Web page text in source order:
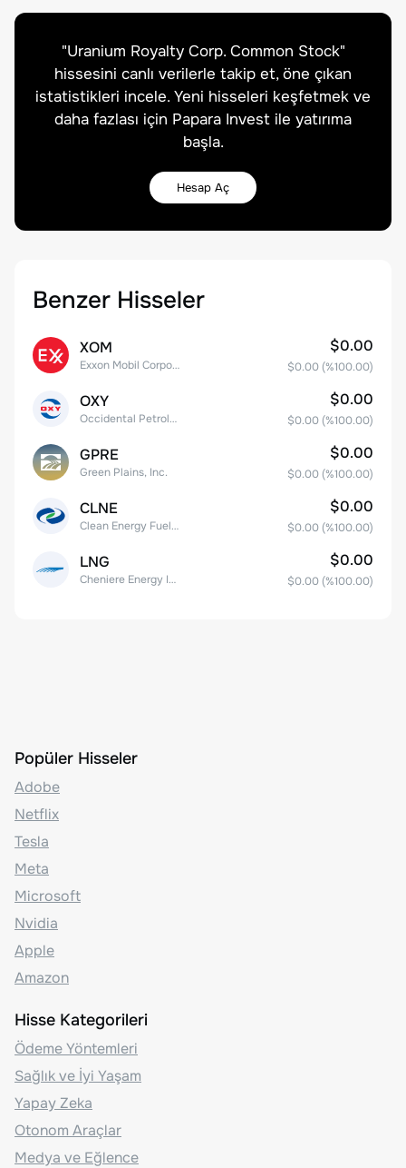
"Uranium Royalty Corp. Common Stock"
hissesini canlı verilerle takip et, öne çıkan
istatistikleri incele. Yeni hisseleri keşfetmek ve
daha fazlası için Papara Invest ile yatırıma
başla.
Hesap Aç
Benzer Hisseler
XOM
Exxon Mobil Corporation
$0.00
$0.00 (%100.00)
OXY
Occidental Petroleum Corporation
$0.00
$0.00 (%100.00)
GPRE
Green Plains, Inc.
$0.00
$0.00 (%100.00)
CLNE
Clean Energy Fuels Corp.
$0.00
$0.00 (%100.00)
LNG
Cheniere Energy Inc
$0.00
$0.00 (%100.00)
Popüler Hisseler
Adobe
Netflix
Tesla
Meta
Microsoft
Nvidia
Apple
Amazon
Hisse Kategorileri
Ödeme Yöntemleri
Sağlık ve İyi Yaşam
Yapay Zeka
Otonom Araçlar
Medya ve Eğlence